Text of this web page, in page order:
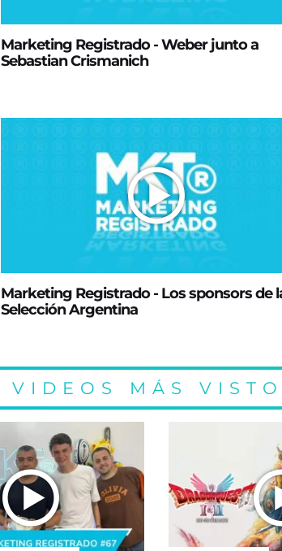
Marketing Registrado - Weber junto a
Sebastian Crismanich
Marketing Registrado - Los sponsors de
Selección Argentina
VIDEOS MÁS